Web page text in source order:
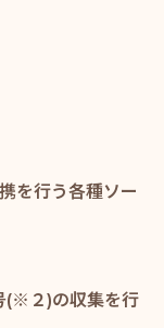
を行う各種ソー
(※２)の収集を行